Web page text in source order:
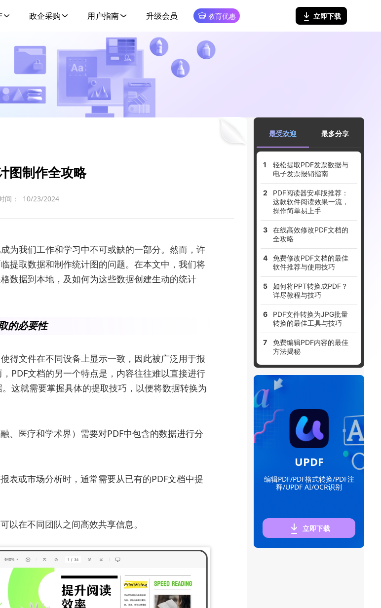
政企采购 用户指南 升级会员 教育优惠 立即下载
图制作全攻略
间： 10/23/2024
为我们工作和学习中不可或缺的一部分。然而，许
提取数据和制作统计图的问题。在本文中，我们将
数据到本地，及如何为这些数据创建生动的统计
的必要性
得文件在不同设备上显示一致，因此被广泛用于报
PDF文档的另一个特点是，内容往往难以直接进行
这就需要掌握具体的提取技巧，以便将数据转换为
、医疗和学术界）需要对PDF中包含的数据进行分
表或市场分析时，通常需要从已有的PDF文档中提
以在不同团队之间高效共享信息。
最受欢迎 最多分享
轻松提取PDF发票数据与
电子发票报销指南
PDF阅读器安卓版推荐：
这款软件阅读效果一流，
操作简单易上手
在线高效修改PDF文档的
全攻略
免费修改PDF文档的最佳
软件推荐与使用技巧
如何将PPT转换成PDF？
详尽教程与技巧
PDF文件转换为JPG批量
转换的最佳工具与技巧
免费编辑PDF内容的最佳
方法揭秘
UPDF
编辑PDF/PDF格式转换/PDF注
释/UPDF AI/OCR识别
立即下载